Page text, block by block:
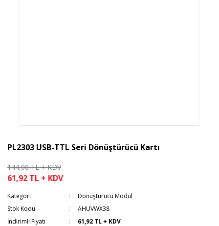
PL2303 USB-TTL Seri Dönüştürücü Kartı
144,00 TL + KDV
61,92 TL + KDV
Kategori
Dönüştürücü Modül
Stok Kodu
AHUVWX38
İndirimli Fiyatı
61,92 TL + KDV